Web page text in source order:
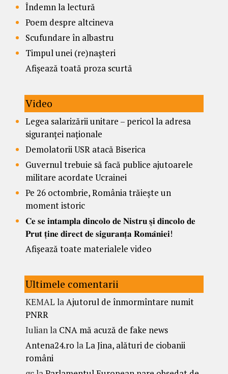
Îndemn la lectură
Poem despre altcineva
Scufundare în albastru
Timpul unei (re)nașteri
Afișează toată proza scurtă
Video
Legea salarizării unitare – pericol la adresa
siguranței naționale
Demolatorii USR atacă Biserica
Guvernul trebuie să facă publice ajutoarele
militare acordate Ucrainei
Pe 26 octombrie, România trăiește un
moment istoric
𝐂𝐞 𝐬𝐞 𝐢𝐧𝐭𝐚𝐦𝐩𝐥𝐚 𝐝𝐢𝐧𝐜𝐨𝐥𝐨 𝐝𝐞 𝐍𝐢𝐬𝐭𝐫𝐮 𝐬̦𝐢 𝐝𝐢𝐧𝐜𝐨𝐥𝐨 𝐝𝐞
𝐏𝐫𝐮𝐭 𝐭̦𝐢𝐧𝐞 𝐝𝐢𝐫𝐞𝐜𝐭 𝐝𝐞 𝐬𝐢𝐠𝐮𝐫𝐚𝐧𝐭̦𝐚 𝐑𝐨𝐦𝐚̂𝐧𝐢𝐞𝐢!
Afișează toate materialele video
Ultimele comentarii
KEMAL laAjutorul de înmormîntare numit
PNRR
Iulianla CNA mă acuză de fake news
Antena24.ro laLa Jina, alături de ciobanii
români